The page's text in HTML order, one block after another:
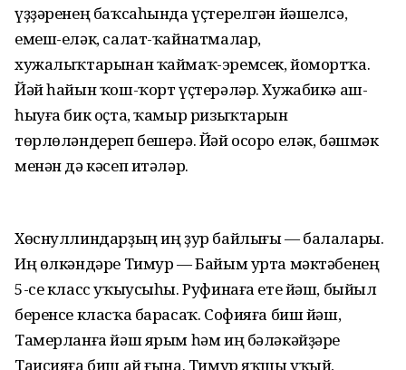
үҙҙәренең баҡсаһында үҫтерелгән йәшелсә,
емеш-еләк, салат-ҡайнатмалар,
хужалыҡтарынан ҡаймаҡ-эремсек, йомортҡа.
Йәй һайын ҡош-ҡорт үҫтерәләр. Хужабикә аш-
һыуға бик оҫта, ҡамыр ризыҡтарын
төрлөләндереп бешерә. Йәй осоро еләк, бәшмәк
менән дә кәсеп итәләр.
Хөснуллиндарҙың иң ҙур байлығы — балалары.
Иң өлкәндәре Тимур — Байым урта мәктәбенең
5-се класс уҡыусыһы. Руфинаға ете йәш, быйыл
беренсе класҡа барасаҡ. Софияға биш йәш,
Тамерланға йәш ярым һәм иң бәләкәйҙәре
Таисияға биш ай ғына. Тимур яҡшы уҡый,